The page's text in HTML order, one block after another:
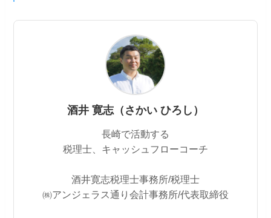
酒井 寛志（さかい ひろし）
長崎で活動する
税理士、キャッシュフローコーチ
酒井寛志税理士事務所/税理士
㈱アンジェラス通り会計事務所/代表取締役